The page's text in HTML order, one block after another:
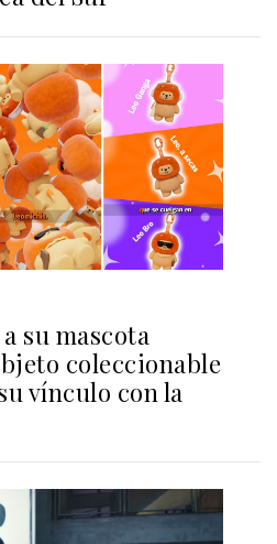
su mascota
coleccionable
vínculo con la